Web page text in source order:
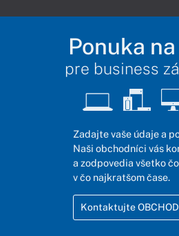
Ponuka
pre business
Zadajte vaše údaje a
Naši obchodníci vás
a zodpovedia všetko
v čo najkratšom čase.
Kontaktujte OBCHOD